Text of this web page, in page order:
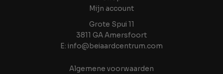
Mijn account
Grote Spui 11
3811 GA Amersfoort
E: info@beiaardcentrum.com
Algemene voorwaarden